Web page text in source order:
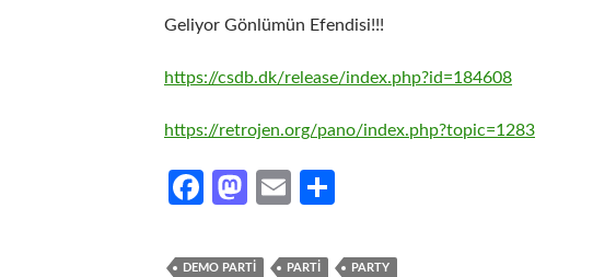
Geliyor Gönlümün Efendisi!!!
https://csdb.dk/release/index.php?id=184608
https://retrojen.org/pano/index.php?topic=1283
Fa
b
M
to
E
ail ar
DEMO PARTI PARTI PARTY